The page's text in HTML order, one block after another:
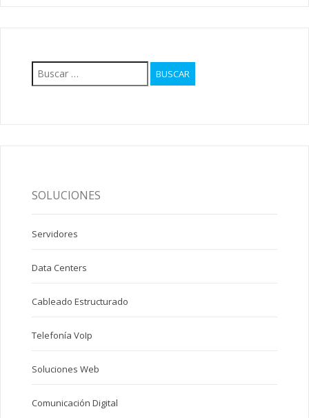
SOLUCIONES
Servidores
Data Centers
Cableado Estructurado
Telefonía VoIp
Soluciones Web
Comunicación Digital